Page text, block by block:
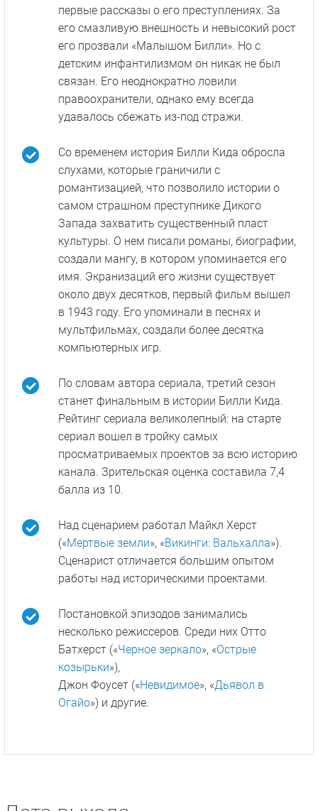
первые рассказы о его преступлениях. За
его смазливую внешность и невысокий рост
его прозвали «Малышом Билли». Но с
детским инфантилизмом он никак не был
связан. Его неоднократно ловили
правоохранители, однако ему всегда
удавалось сбежать из-под стражи.
Со временем история Билли Кида обросла
слухами, которые граничили с
романтизацией, что позволило истории о
самом страшном преступнике Дикого
Запада захватить существенный пласт
культуры. О нем писали романы, биографии,
создали мангу, в котором упоминается его
имя. Экранизаций его жизни существует
около двух десятков, первый фильм вышел
в 1943 году. Его упоминали в песнях и
мультфильмах, создали более десятка
компьютерных игр.
По словам автора сериала, третий сезон
станет финальным в истории Билли Кида.
Рейтинг сериала великолепный: на старте
сериал вошел в тройку самых
просматриваемых проектов за всю историю
канала. Зрительская оценка составила 7,4
балла из 10.
Над сценарием работал Майкл Херст
(«Мертвые земли», «Викинги: Вальхалла»).
Сценарист отличается большим опытом
работы над историческими проектами.
Постановкой эпизодов занимались
несколько режиссеров. Среди них Отто
Батхерст («Черное зеркало», «Острые
козырьки»),
Джон Фоусет («Невидимое», «Дьявол в
Огайо») и другие.